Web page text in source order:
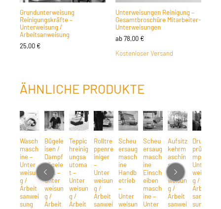
Grundunterweisung
Reinigungskräfte –
Unterweisung /
Arbeitsanweisung
25,00 €
Unterweisungen Reinigung –
Gesamtbroschüre Mitarbeiter-
Unterweisungen
ab78,00 €
Kostenloser Versand
ÄHNLICHE PRODUKTE
Wasch
masch
ine –
Unter
weisun
g /
Arbeit
sanwei
sung
Bügele
isen /
Dampf
bügele
isen –
Unter
weisun
g /
Arbeit
Teppic
hreinig
ungsa
utoma
t –
Unter
weisun
g /
Arbeit
Rolltre
ppenre
iniger
–
Unter
weisun
g /
Arbeit
sanwei
Scheu
ersaug
masch
ine
Handb
etrieb
–
Unter
weisun
Scheu
ersaug
masch
ine
Einsch
eiben
masch
ine –
Unter
Aufsitz
kehrm
aschin
e –
Unter
weisun
g /
Arbeit
sanwei
Drucks
prühpu
mpe –
Unter
weisun
g /
Arbeit
sanwei
sung